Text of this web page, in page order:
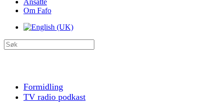
Ansatte
Om Fafo
Formidling
TV radio podkast